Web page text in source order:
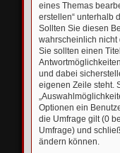
eines Themas
erstellen“ unterhalb
Sollten Sie diesen
wahrscheinlich nicht
Sie sollten einen
und dabei
eigenen Zeile steht.
Optionen ein
die Umfrage gilt (0
Umfrage) und
ändern können.